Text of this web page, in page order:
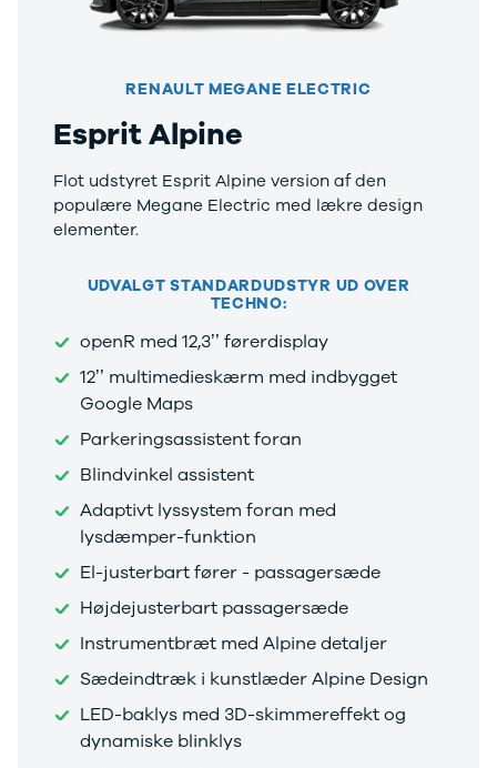
RENAULT MEGANE ELECTRIC
Esprit Alpine
Flot udstyret Esprit Alpine version af den
populære Megane Electric med lækre design
elementer.
UDVALGT STANDARDUDSTYR UD OVER
TECHNO:
openR med 12,3’’ førerdisplay
12’’ multimedieskærm med indbygget
Google Maps
Parkeringsassistent foran
Blindvinkel assistent
Adaptivt lyssystem foran med
lysdæmper-funktion
El-justerbart fører - passagersæde
Højdejusterbart passagersæde
Instrumentbræt med Alpine detaljer
Sædeindtræk i kunstlæder Alpine Design
LED-baklys med 3D-skimmereffekt og
dynamiske blinklys